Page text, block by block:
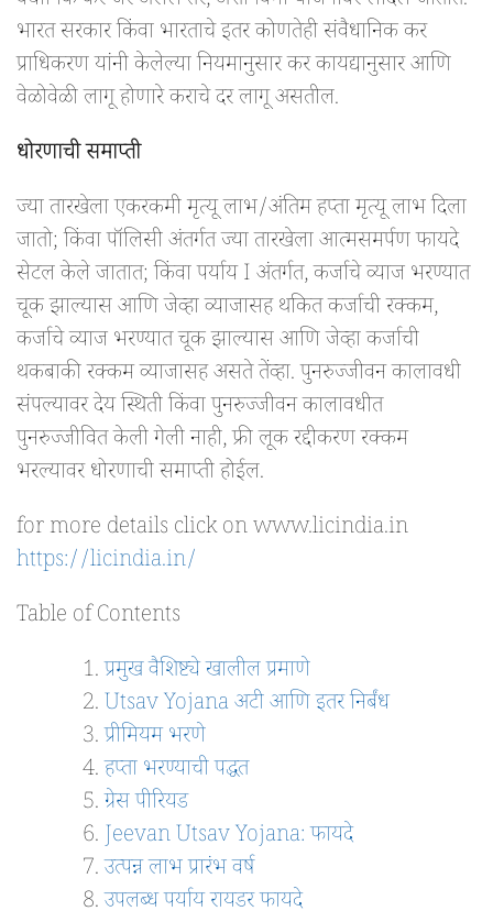
भारत सरकार किंवा भारताचे इतर कोणतेही संवैधानिक कर
प्राधिकरण यांनी केलेल्या नियमानुसार कर कायद्यानुसार आणि
वेळोवेळी लागू होणारे कराचे दर लागू असतील.
धोरणाची समाप्ती
ज्या तारखेला एकरकमी मृत्यू लाभ/अंतिम हप्ता मृत्यू लाभ दिला
जातो; किंवा पॉलिसी अंतर्गत ज्या तारखेला आत्मसमर्पण फायदे
सेटल केले जातात; किंवा पर्याय I अंतर्गत, कर्जाचे व्याज भरण्यात
चूक झाल्यास आणि जेव्हा व्याजासह थकित कर्जाची रक्कम,
कर्जाचे व्याज भरण्यात चूक झाल्यास आणि जेव्हा कर्जाची
थकबाकी रक्कम व्याजासह असते तेंव्हा. पुनरुज्जीवन कालावधी
संपल्यावर देय स्थिती किंवा पुनरुज्जीवन कालावधीत
पुनरुज्जीवित केली गेली नाही, फ्री लूक रद्दीकरण रक्कम
भरल्यावर धोरणाची समाप्ती होईल.
for more details click on www.licindia.in
https://licindia.in/
Table of Contents
प्रमुख वैशिष्ट्ये खालील प्रमाणे
Utsav Yojana अटी आणि इतर निर्बंध
प्रीमियम भरणे
हप्ता भरण्याची पद्धत
ग्रेस पीरियड
Jeevan Utsav Yojana: फायदे
उत्पन्न लाभ प्रारंभ वर्ष
उपलब्ध पर्याय रायडर फायदे